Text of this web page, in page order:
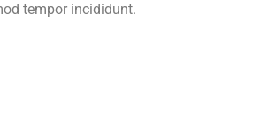
tempor incididunt.